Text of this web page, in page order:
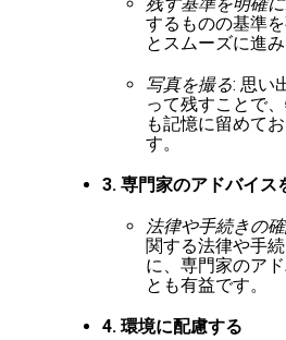
残す基準を明確に
するものの基準
とスムーズに進み
写真を撮る: 思い
って残すことで
も記憶に留めて
す。
3. 専門家のアドバイス
法律や手続きの
関する法律や手
に、専門家のア
とも有益です。
4. 環境に配慮する